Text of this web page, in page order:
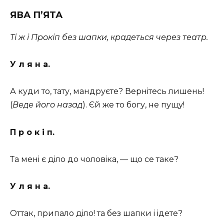
ЯВА ПʼЯТА
Ті ж і Прокіп без шапки, крадеться через театр.
У л я н а.
А куди то, тату, мандруєте? Вернiтесь лишень!
(Веде його назад). Єй же то богу, не пущу!
П р о к i п.
Та менi є дiло до чоловiка, — що се таке?
У л я н а.
Оттак, припало дiло! та без шапки i iдете?